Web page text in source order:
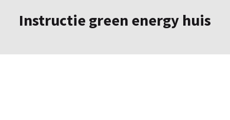
Instructie green energy huis